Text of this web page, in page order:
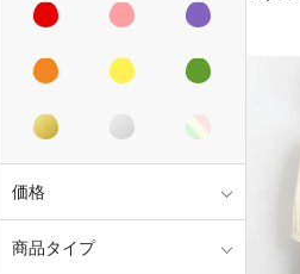
価格
商品タイプ